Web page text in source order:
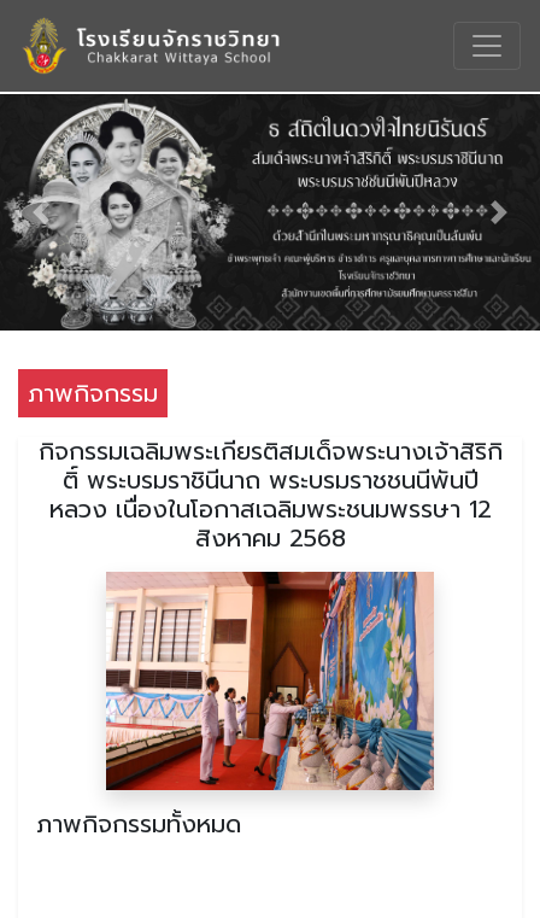
Previous Next
ภาพกิจกรรม
กิจกรรมเฉลิมพระเกียรติสมเด็จพระนางเจ้าสิริกิ
ติ์ พระบรมราชินีนาถ พระบรมราชชนนีพันปี
หลวง เนื่องในโอกาสเฉลิมพระชนมพรรษา 12
สิงหาคม 2568
ภาพกิจกรรมทั้งหมด